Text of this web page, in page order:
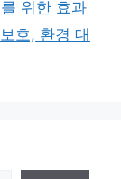
위한 효과
호, 환경 대